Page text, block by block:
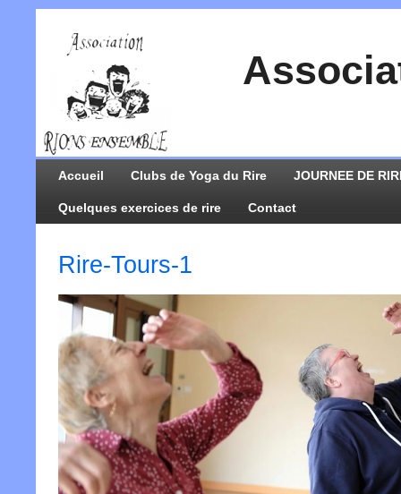
Accueil Clubs de Yoga du Rire JOURNEE DE
Quelques exercices de rire Contact
Rire-Tours-1